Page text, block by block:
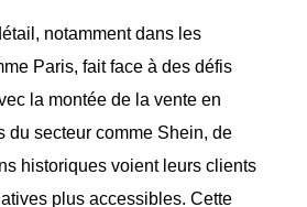
notamment dans les
Paris, fait face à des défis
la montée de la vente en
du secteur comme Shein, de
historiques voient leurs clients
plus accessibles. Cette